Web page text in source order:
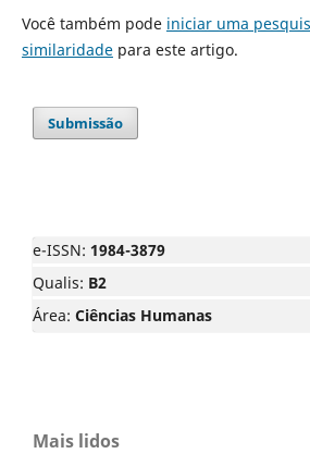
Você também pode iniciar uma
similaridadepara este artigo.
Submissão
e-ISSN: 1984-3879
Qualis: B2
Área: Ciências Humanas
Mais lidos